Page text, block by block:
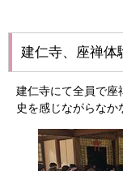
建仁寺、座禅体
建仁寺にて全員で座
史を感じながらなか